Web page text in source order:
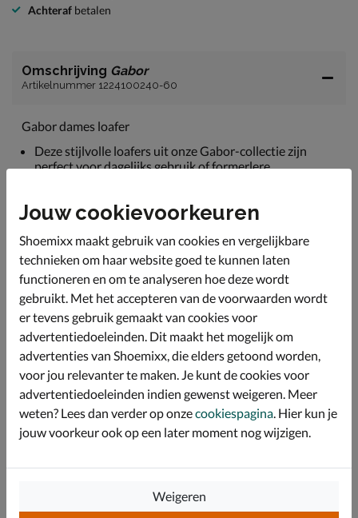
Achteraf betalen
Omschrijving Gabor
Artikelnummer 1224100240-60
Gabor dames loafer
Deze stijlvolle loafers uit onze Gabor-collectie zijn
perfect voor dagelijks gebruik of formerlere
Uitgevoerd in een combinatie van lakleer en suède voor
een uniek uiterlijk.
Gevoerd met leer en textiel. Het ademend vermogen
van leer zorgt ervoor dat je een goed voetklimaat
ervaart en dat de schoen langer fris blijft.
Voorzien van een leren voetbed. De foam-laag biedt
een comfortabel draaggevoel en fijne demping.
Afgewerkt met een rubberen profielzool met goede
grip.
Specificaties
Jouw cookievoorkeuren
Shoemixx maakt gebruik van cookies en vergelijkbare
technieken om haar website goed te kunnen laten
functioneren en om te analyseren hoe deze wordt
gebruikt. Met het accepteren van de voorwaarden wordt
er tevens gebruik gemaakt van cookies voor
advertentiedoeleinden. Dit maakt het mogelijk om
advertenties van Shoemixx, die elders getoond worden,
voor jou relevanter te maken. Je kunt de cookies voor
advertentiedoeleinden indien gewenst weigeren. Meer
weten? Lees dan verder op onzecookiespagina. Hier kun je
jouw voorkeur ook op een later moment nog wijzigen.
Weigeren